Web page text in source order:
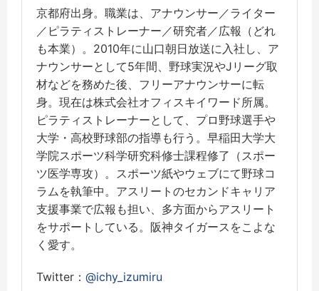
京都府出身。職業は、アナウンサー／ライター
／ピラティストレーナー／研究者／広報（どれ
も本業）。2010年に山口朝日放送に入社し、ア
ナウンサーとして5年間、野球実況やJリーグ取
材などを務めた後、フリーアナウンサーに転
身。現在は株式会社オフィスキイワード所属。
ピラティストレーナーとして、プロ野球選手や
大学・高校野球部の指導も行う。早稲田大学大
学院スポーツ科学研究科修士課程修了（スポー
ツ医学専攻）。スポーツ紙やウェブにて野球コ
ラムを執筆中。アスリートのセカンドキャリア
支援事業で広報も担い、多方面からアスリート
をサポートしている。阪神タイガースをこよな
く愛す。
Twitter： @ichy_izumiru